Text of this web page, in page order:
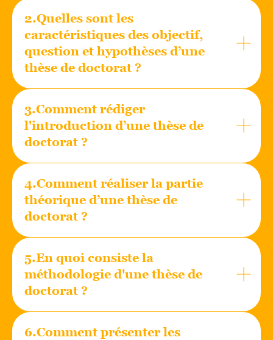
2.Quelles sont les
caractéristiques des objectif,
question et hypothèses d’une
thèse de doctorat ?
3.Comment rédiger
l'introduction d’une thèse de
doctorat ?
4.Comment réaliser la partie
théorique d’une thèse de
doctorat ?
5.En quoi consiste la
méthodologie d'une thèse de
doctorat ?
6.Comment présenter les